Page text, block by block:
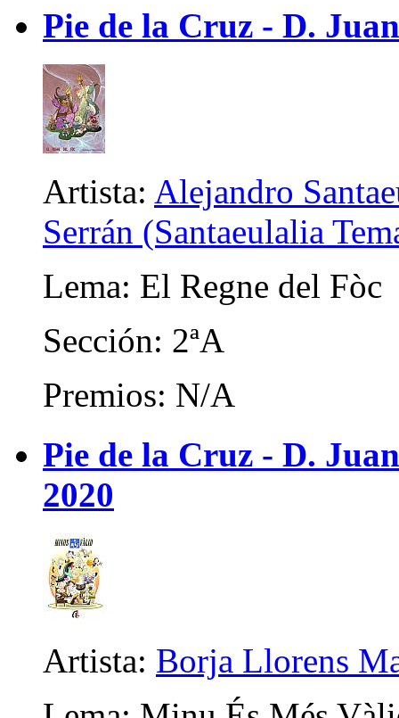
Pie de la Cruz - D.
Artista: Alejandro
Serrán (Santaeulalia
Lema: El Regne del Fòc
Sección: 2ªA
Premios: N/A
Pie de la Cruz - D.
2020
Artista: Borja Llorens